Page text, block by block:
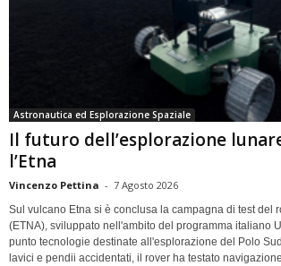
Astronautica ed Esplorazione Spaziale
Il futuro dell’esplorazione
l’Etna
Vincenzo Pettina - 7 Agosto 2026
Sul vulcano Etna si è conclusa la campagna di test del
(ETNA), sviluppato nell'ambito del programma italiano
punto tecnologie destinate all'esplorazione del Polo
lavici e pendii accidentati, il rover ha testato